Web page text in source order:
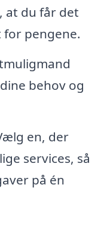
at du får det
pengene.
behov og
en, der
services, så
på én